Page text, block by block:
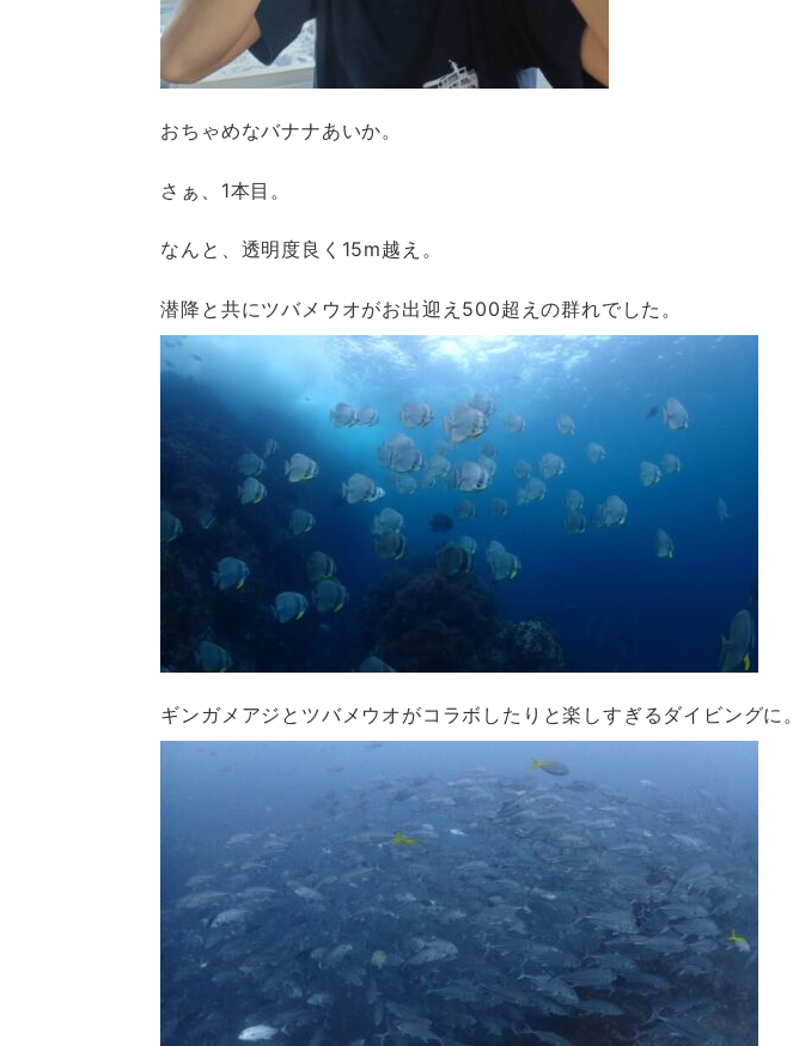
おちゃめなバナナあいか。
さぁ、1本目。
なんと、透明度良く15m越え。
潜降と共にツバメウオがお出迎え500超えの群れでした。
ギンガメアジとツバメウオがコラボしたりと楽しすぎるダイビングに。